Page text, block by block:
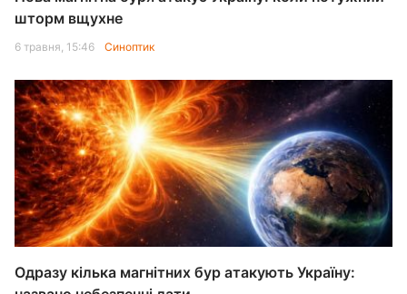
шторм вщухне
6 травня, 15:46 Синоптик
Одразу кілька магнітних бур атакують Україну: